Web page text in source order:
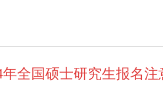
年全国硕士研究生报名注